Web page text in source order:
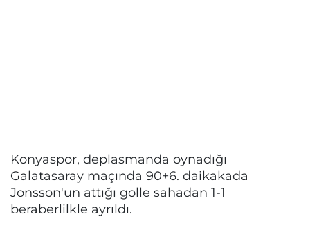
Konyaspor, deplasmanda oynadığı
Galatasaray maçında 90+6. daikakada
Jonsson'un attığı golle sahadan 1-1
beraberlilkle ayrıldı.